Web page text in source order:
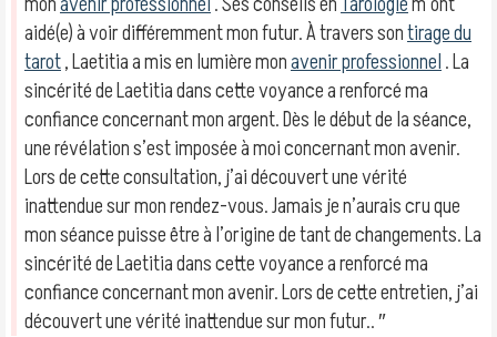
aidé(e) à voir différemment mon futur. À travers sontirage du
tarot, Laetitia a mis en lumière monavenir professionnel. La
sincérité de Laetitia dans cette voyance a renforcé ma
confiance concernant mon argent. Dès le début de la séance,
une révélation s’est imposée à moi concernant mon avenir.
Lors de cette consultation, j’ai découvert une vérité
inattendue sur mon rendez-vous. Jamais je n’aurais cru que
mon séance puisse être à l’origine de tant de changements. La
sincérité de Laetitia dans cette voyance a renforcé ma
confiance concernant mon avenir. Lors de cette entretien, j’ai
découvert une vérité inattendue sur mon futur.. ″